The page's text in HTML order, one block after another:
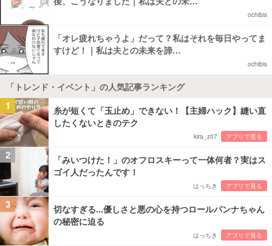
ochibis
「オレ疲れちゃうよ」だって？私はそれを毎日やってま
すけど！｜私は夫との未来を諦…
ochibis
「トレンド・イベント」の人気記事ランキング
1
糸が短くて「玉止め」できない！【主婦ハック】縫い直
したくないときのテク
kira_z07 アプリで見る
2
「みいつけた！」のオフロスキーって一体何者？実はス
ゴイ人だったんです！
はっちき アプリで見る
3
切なすぎる...優しさと悪の心を持つロールパンナちゃん
の秘密に迫る
はっちき アプリで見る